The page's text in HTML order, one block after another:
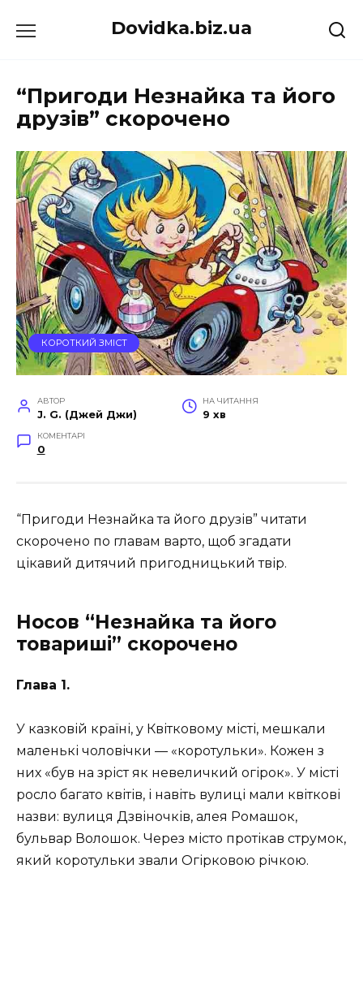
до
Dovidka.biz.ua
“Пригоди Незнайка та його
друзів” скорочено
КОРОТКИЙ ЗМІСТ
АВТОР
J. G. (Джей Джи)
НА ЧИТАННЯ
9 хв
КОМЕНТАРІ
0
“Пригоди Незнайка та його друзів” читати
скорочено по главам варто, щоб згадати
цікавий дитячий пригодницький твір.
Носов “Незнайка та його
товариші” скорочено
Глава 1.
У казковій країні, у Квітковому місті, мешкали
маленькі чоловічки — «коротульки». Кожен з
них «був на зріст як невеличкий огірок». У місті
росло багато квітів, і навіть вулиці мали квіткові
назви: вулиця Дзвіночків, алея Ромашок,
бульвар Волошок. Через місто протікав струмок,
який коротульки звали Огірковою річкою.